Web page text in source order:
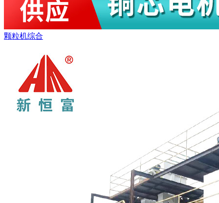
颗粒机综合